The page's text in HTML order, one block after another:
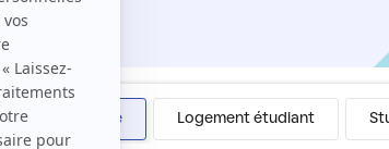
Meublé Logement étudiant